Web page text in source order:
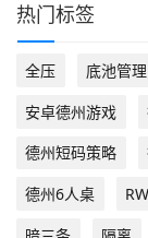
热门标签
全压 底池管理
安卓德州游戏
德州短码策略
德州6人桌